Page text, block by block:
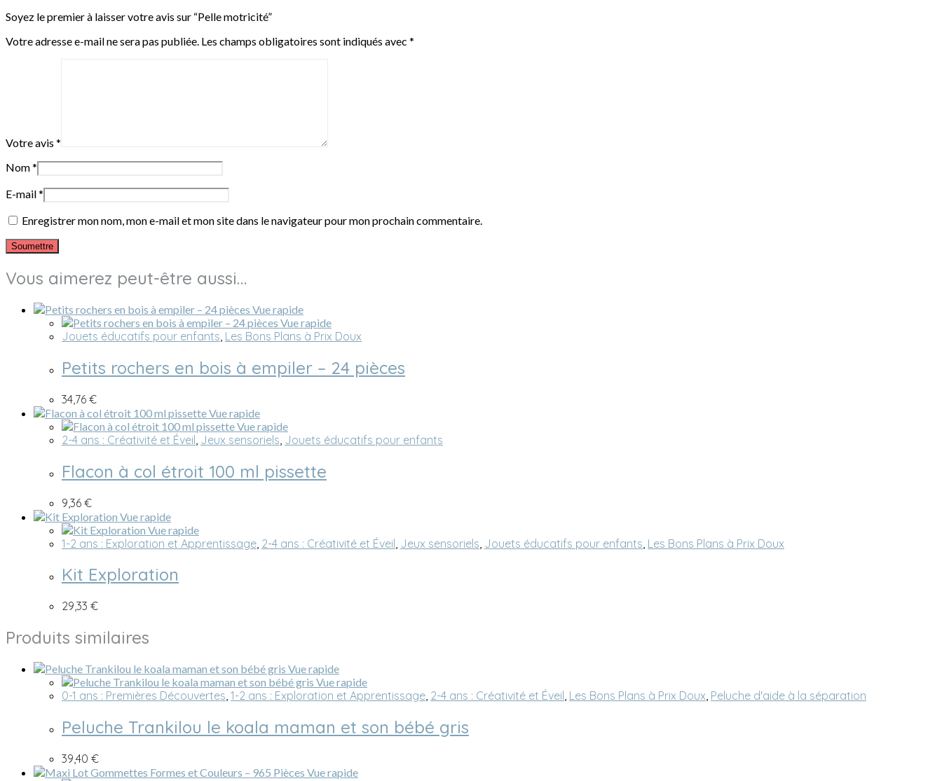
Soyez le premier à laisser votre avis sur “Pelle motricité”
Votre adresse e-mail ne sera pas publiée. Les champs obligatoires sont indiqués avec *
Votre avis *
Nom*
E-mail*
Enregistrer mon nom, mon e-mail et mon site dans le navigateur pour mon prochain commentaire.
Vous aimerez peut-être aussi…
Vue rapide
Vue rapide
Jouets éducatifs pour enfants Les Bons Plans à Prix Doux
Petits rochers en bois à empiler – 24 pièces
34,76 €
Vue rapide
Vue rapide
2-4 ans : Créativité et Éveil Jeux sensoriels Jouets éducatifs pour enfants
Flacon à col étroit 100 ml pissette
9,36 €
Vue rapide
Vue rapide
1-2 ans : Exploration et Apprentissage 2-4 ans : Créativité et Éveil Jeux sensoriels Jouets éducatifs pour enfants Les Bons Plans à Prix Doux
Kit Exploration
29,33 €
Produits similaires
Vue rapide
Vue rapide
0-1 ans : Premières Découvertes, 1-2 ans : Exploration et Apprentissage, 2-4 ans : Créativité et Éveil , Les Bons Plans à Prix Doux, Peluche d'aide à la séparation
Peluche Trankilou le koala maman et son bébé gris
39,40 €
Vue rapide